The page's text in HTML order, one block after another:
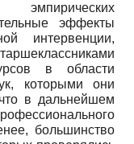
эффекты
интервенции,
в области
которыми они
в дальнейшем
большинство